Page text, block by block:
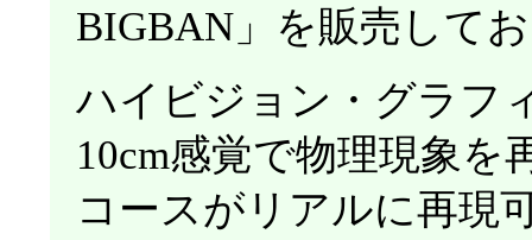
BIGBAN」を販売して
ハイビジョン・グラフ
10cm感覚で物理現象を
コースがリアルに再現